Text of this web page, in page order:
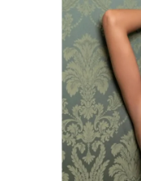
0,0
5
hvězdiček.